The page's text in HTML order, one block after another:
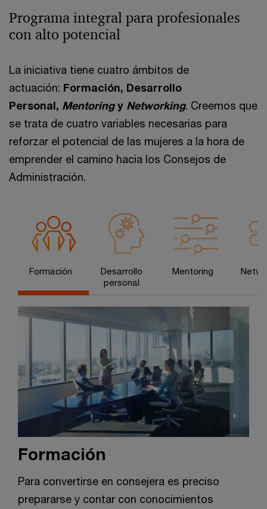
Programa integral para profesionales
con alto potencial
La iniciativa tiene cuatro ámbitos de
actuación: Formación, Desarrollo
Personal, Mentoringy Networking. Creemos que
se trata de cuatro variables necesarias para
reforzar el potencial de las mujeres a la hora de
emprender el camino hacia los Consejos de
Administración.
Formación
Desarrollo
personal
Mentoring
Formación
Para convertirse en consejera es preciso
prepararse y contar con conocimientos